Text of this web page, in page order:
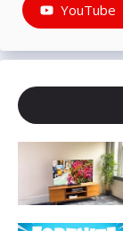
YouTube